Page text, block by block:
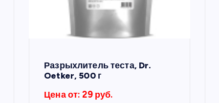
Разрыхлитель теста, Dr.
Oetker, 500 г
Цена от: 29 руб.